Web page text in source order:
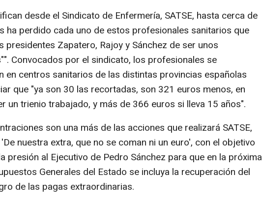
desde el Sindicato de Enfermería, SATSE, hasta cerca de
ha perdido cada uno de estos profesionales sanitarios que
presidentes Zapatero, Rajoy y Sánchez de ser unos
Convocados por el sindicato, los profesionales se
en centros sanitarios de las distintas provincias españolas
que "ya son 30 las recortadas, son 321 euros menos, en
un trienio trabajado, y más de 366 euros si lleva 15 años".
son una más de las acciones que realizará SATSE,
nuestra extra, que no se coman ni un euro', con el objetivo
presión al Ejecutivo de Pedro Sánchez para que en la próxima
Generales del Estado se incluya la recuperación del
de las pagas extraordinarias.